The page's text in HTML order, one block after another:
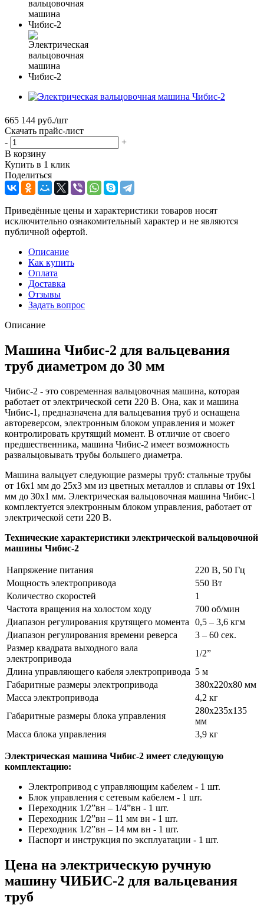
665 144 руб./шт
Скачать прайс-лист
-
+
В корзину
Купить в 1 клик
Поделиться
Приведённые цены и характеристики товаров носят
исключительно ознакомительный характер и не являются
публичной офертой.
Описание
Как купить
Оплата
Доставка
Отзывы
Задать вопрос
Описание
Машина Чибис-2 для вальцевания
труб диаметром до 30 мм
Чибис-2 - это современная вальцовочная машина, которая
работает от электрической сети 220 В. Она, как и машина
Чибис-1, предназначена для вальцевания труб и оснащена
автореверсом, электронным блоком управления и может
контролировать крутящий момент. В отличие от своего
предшественника, машина Чибис-2 имеет возможность
развальцовывать трубы большего диаметра.
Машина вальцует следующие размеры труб: стальные трубы
от 16х1 мм до 25х3 мм из цветных металлов и сплавы от 19х1
мм до 30х1 мм. Электрическая вальцовочная машина Чибис-1
комплектуется электронным блоком управления, работает от
электрической сети 220 В.
Технические характеристики электрической вальцовочной
машины Чибис-2
Напряжение питания
220 В, 50 Гц
Мощность электропривода
550 Вт
Количество скоростей
1
Частота вращения на холостом ходу
700 об/мин
Диапазон регулирования крутящего момента
0,5 – 3,6 кгм
Диапазон регулирования времени реверса
3 – 60 сек.
Размер квадрата выходного вала
электропривода
1/2”
Длина управляющего кабеля электропривода 5 м
Габаритные размеры электропривода
380х220х80 мм
Масса электропривода
4,2 кг
Габаритные размеры блока управления
280х235х135
мм
Масса блока управления
3,9 кг
Электрическая машина Чибис-2 имеет следующую
комплектацию:
Электропривод с управляющим кабелем - 1 шт.
Блок управления с сетевым кабелем - 1 шт.
Переходник 1/2”вн – 1/4”вн - 1 шт.
Переходник 1/2”вн – 11 мм вн - 1 шт.
Переходник 1/2”вн – 14 мм вн - 1 шт.
Паспорт и инструкция по эксплуатации - 1 шт.
Цена на электрическую ручную
машину ЧИБИС-2 для вальцевания
труб